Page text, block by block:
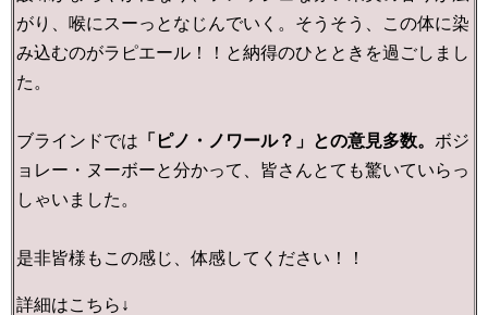
がり、喉にスーっとなじんでいく。そうそう、この体に染
み込むのがラピエール！！と納得のひとときを過ごしまし
た。
ブラインドでは 「ピノ・ノワール？」との意見多数。 ボジ
ョレー・ヌーボーと分かって、皆さんとても驚いていらっ
しゃいました。
是非皆様もこの感じ、体感してください！！
詳細はこちら↓